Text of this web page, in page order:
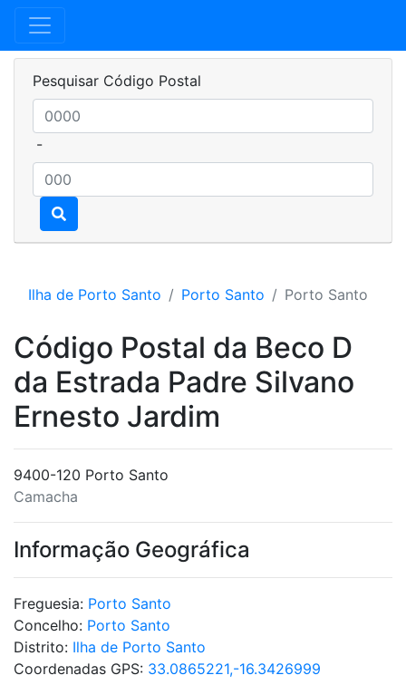
Pesquisar Código Postal
-
Ilha de Porto Santo Porto Santo Porto Santo
Código Postal da Beco D
da Estrada Padre Silvano
Ernesto Jardim
9400-120 Porto Santo
Camacha
Informação Geográfica
Freguesia: Porto Santo
Concelho: Porto Santo
Distrito: Ilha de Porto Santo
Coordenadas GPS: 33.0865221,-16.3426999